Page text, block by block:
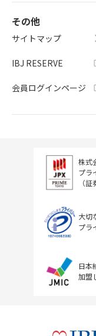
その他
サイトマップ
IBJ RESERVE
会員ログインページ
株式
プラ
（
大切
プラ
日本
加盟